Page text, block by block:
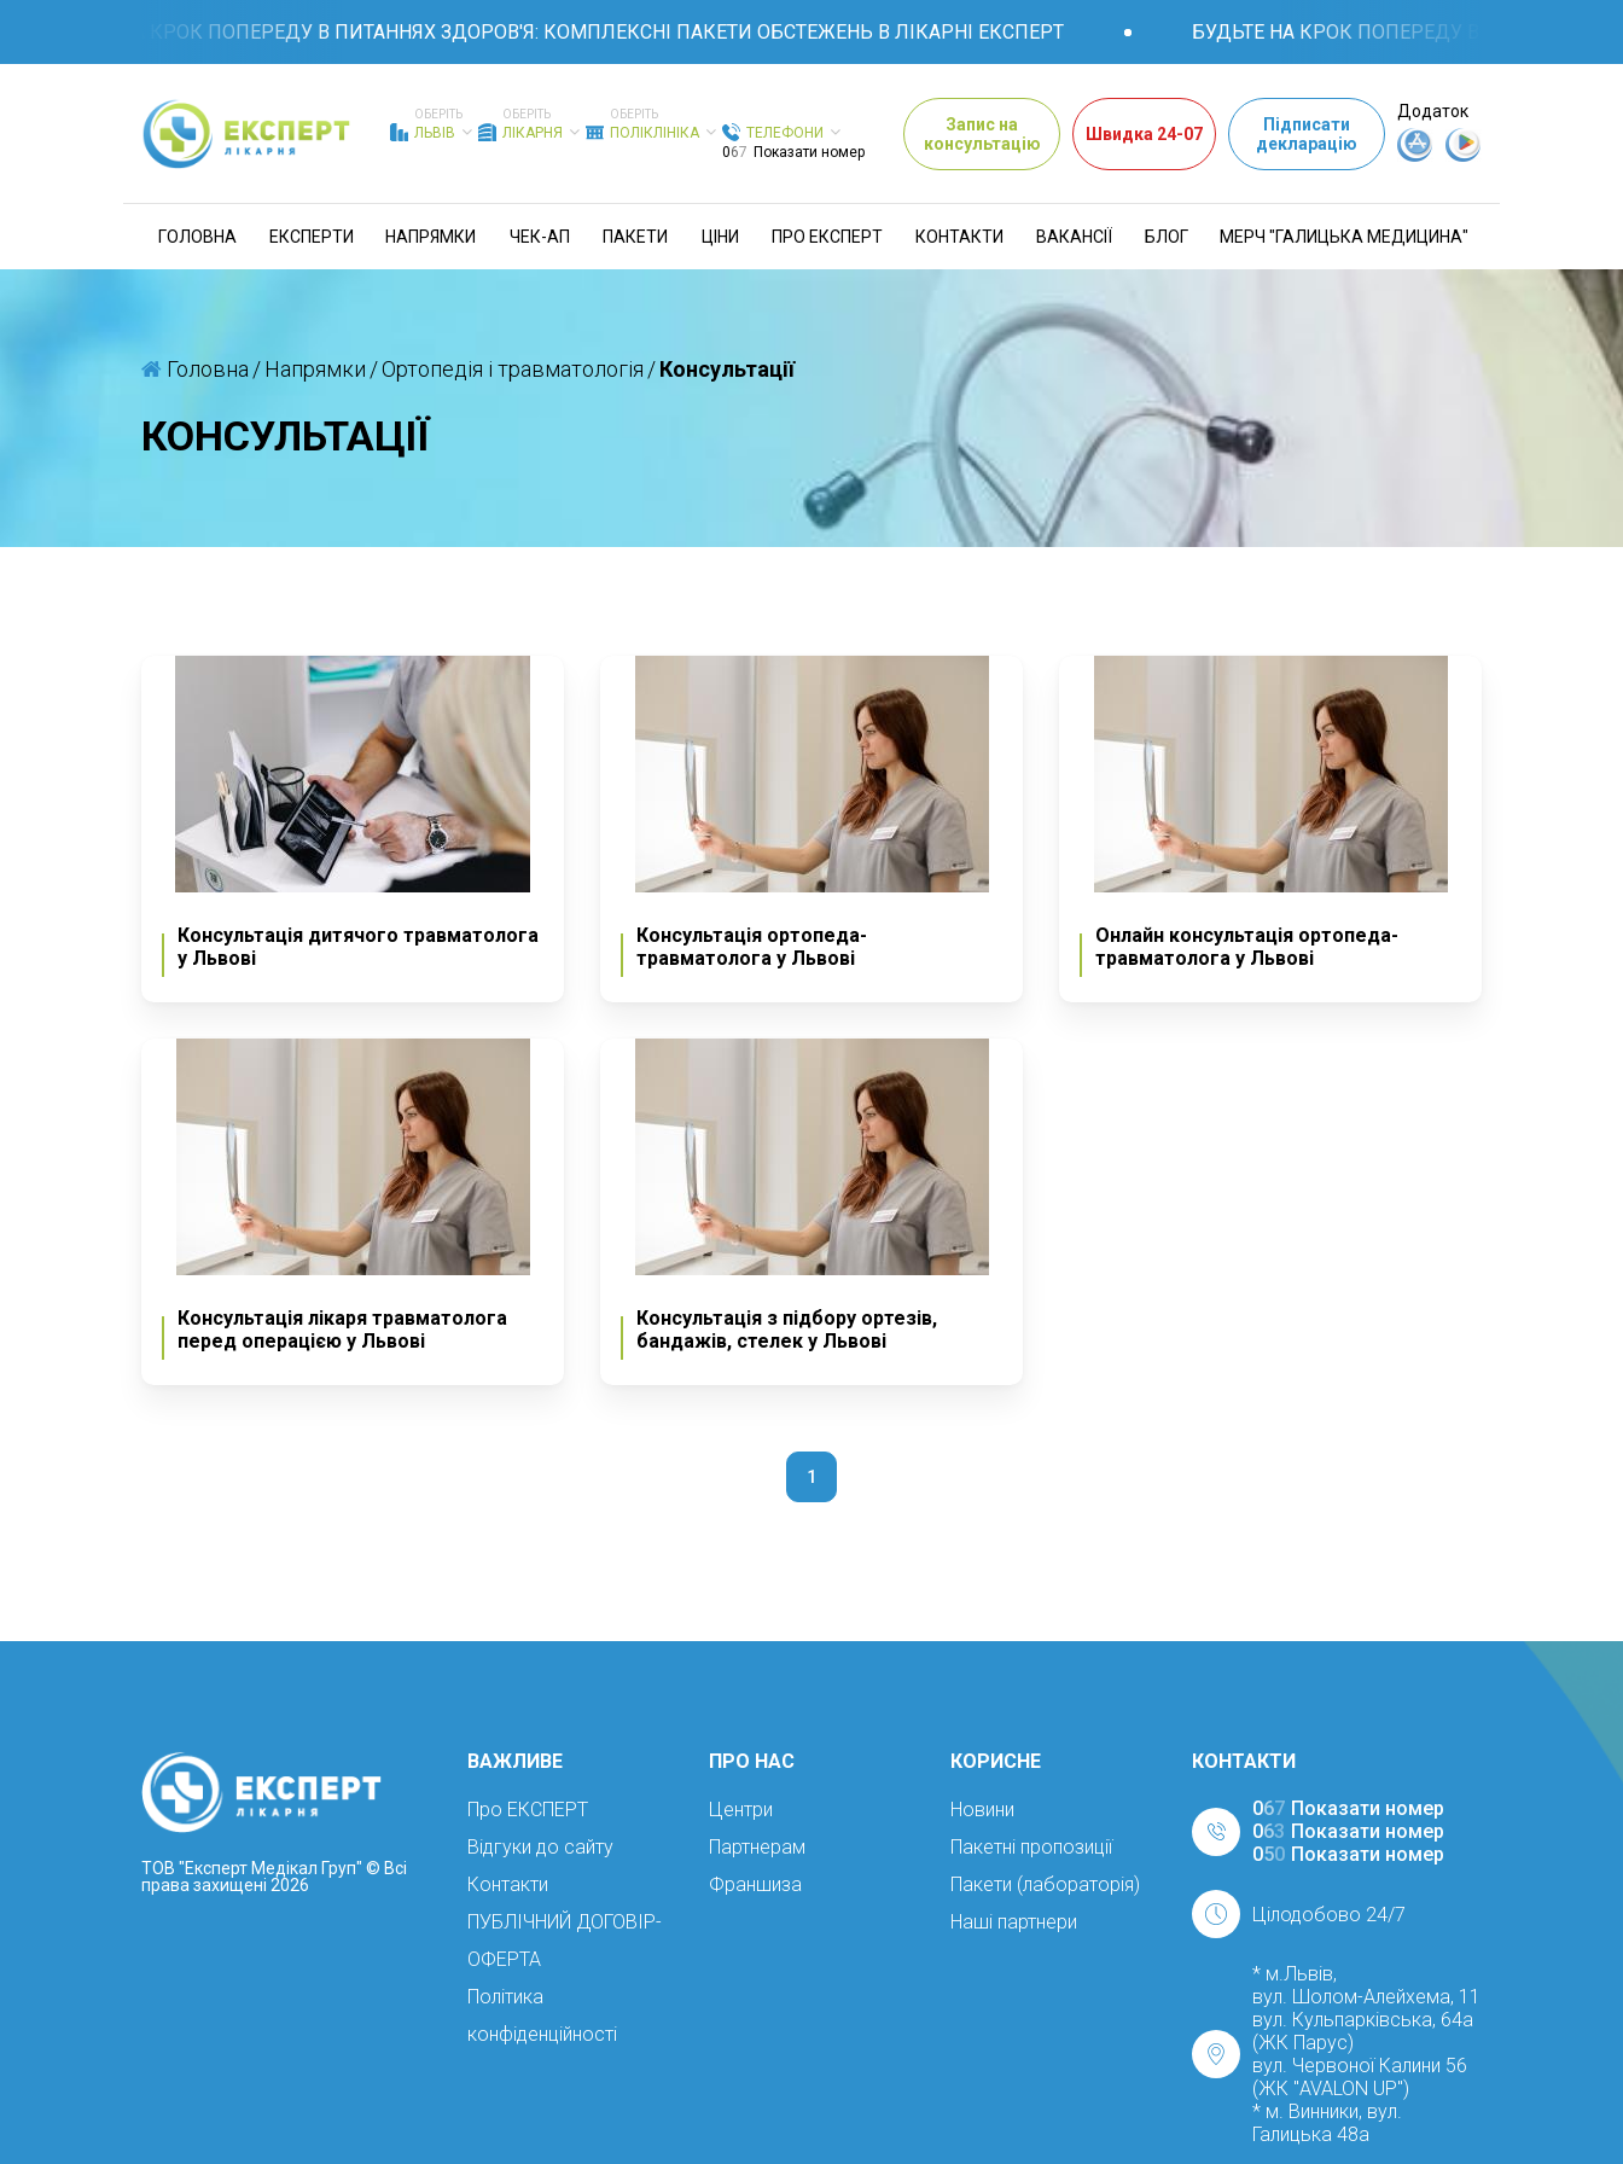
БУДЬТЕ НА КРОК ПОПЕРЕДУ В ПИТАННЯХ ЗДОРОВ'Я: КОМПЛЕКСНІ ПАКЕТИ ОБСТЕЖЕНЬ В ЛІКАРНІ ЕКСПЕРТ БУДЬТЕ НА КРОК ПОПЕРЕДУ В ПИТАННЯХ
ОБЕРІТЬ
ЛЬВІВ
ОБЕРІТЬ
ЛІКАРНЯ
ОБЕРІТЬ
ПОЛІКЛІНІКА
ТЕЛЕФОНИ
067 Показати номер
Запис на
консультацію
Швидка 24-07
Підписати
декларацію
Додаток
ГОЛОВНА ЕКСПЕРТИ НАПРЯМКИ ЧЕК-АП ПАКЕТИ ЦІНИ ПРО ЕКСПЕРТ КОНТАКТИ ВАКАНСІЇ БЛОГ МЕРЧ "ГАЛИЦЬКА МЕДИЦИНА"
Головна /Напрямки /Ортопедія і травматологія /Консультації
КОНСУЛЬТАЦІЇ
Консультація дитячого травматолога
у Львові
Консультація ортопеда-
травматолога у Львові
Онлайн консультація ортопеда-
травматолога у Львові
Консультація лікаря травматолога
перед операцією у Львові
Консультація з підбору ортезів,
бандажів, стелек у Львові
1
ТОВ "Експерт Медікал Груп" © Всі
права захищені 2026
ВАЖЛИВЕ
Про ЕКСПЕРТ
Відгуки до сайту
Контакти
ПУБЛІЧНИЙ ДОГОВІР-
ОФЕРТА
Політика
конфіденційності
ПРО НАС
Центри
Партнерам
Франшиза
КОРИСНЕ
Новини
Пакетні пропозиції
Пакети (лабораторія)
Наші партнери
КОНТАКТИ
067 Показати номер
063 Показати номер
050 Показати номер
Цілодобово 24/7
* м.Львів,
вул. Шолом-Алейхема, 11
вул. Кульпарківська, 64а
(ЖК Парус)
вул. Червоної Калини 56
(ЖК "AVALON UP")
* м. Винники, вул.
Галицька 48а